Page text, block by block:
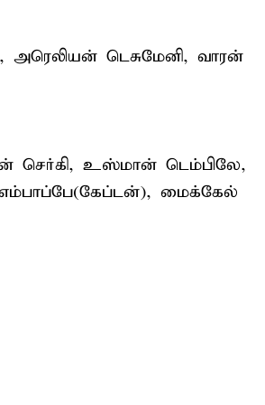
டெசுமேனி, வாரன்
செர்கி, உஸ்மான் டெம்பிலே,
மைக்கேல்